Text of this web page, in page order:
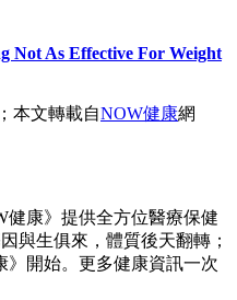
Not As Effective For Weight
本文轉載自NOW健康網
健康》提供全方位醫療保健
與生俱來，體質後天翻轉；
》開始。更多健康資訊一次